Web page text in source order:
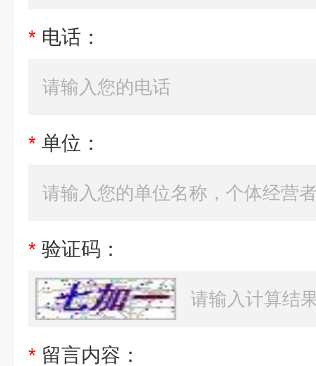
* 电话：
* 单位：
* 验证码：
* 留言内容：